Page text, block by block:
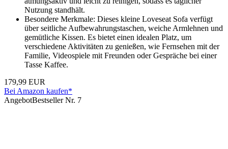
Nutzung standhält.
Besondere Merkmale: Dieses kleine Loveseat Sofa verfügt
über seitliche Aufbewahrungstaschen, weiche Armlehnen und
gemütliche Kissen. Es bietet einen idealen Platz, um
verschiedene Aktivitäten zu genießen, wie Fernsehen mit der
Familie, Videospiele mit Freunden oder Gespräche bei einer
Tasse Kaffee.
179,99 EUR
Bei Amazon kaufen*
AngebotBestseller Nr. 7